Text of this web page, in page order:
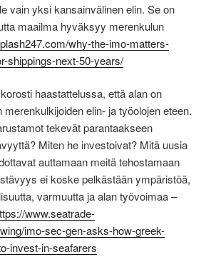
vain yksi kansainvälinen elin. Se on
maailma hyväksyy merenkulun
why-the-imo-matters-
shippings-next-50-years/
haastattelussa, että alan on
elin- ja työolojen eteen.
tekevät parantaakseen
Miten he investoivat? Mitä uusia
auttamaan meitä tehostamaan
ei koske pelkästään ympäristöä,
varmuutta ja alan työvoimaa –
www.seatrade-
imo-sec-gen-asks-how-greek-
invest-in-seafarers